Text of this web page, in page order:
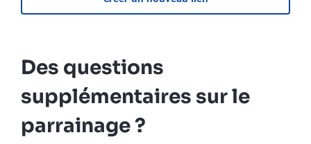
Des questions
supplémentaires sur le
parrainage ?